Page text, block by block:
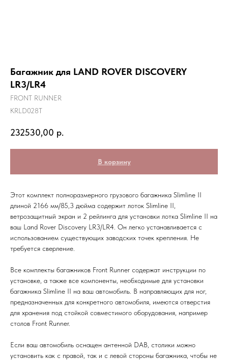
Багажник для LAND ROVER DISCOVERY
LR3/LR4
FRONT RUNNER
KRLD028T
232530,00 р.
В корзину
Этот комплект полноразмерного грузового багажника Slimline II
длиной 2166 мм/85,3 дюйма содержит лоток Slimline II,
ветрозащитный экран и 2 рейлинга для установки лотка Slimline II на
ваш Land Rover Discovery LR3/LR4. Он легко устанавливается с
использованием существующих заводских точек крепления. Не
требуется сверление.
Все комплекты багажников Front Runner содержат инструкции по
установке, а также все компоненты, необходимые для установки
багажника Slimline II на ваш автомобиль. В направляющих для ног,
предназначенных для конкретного автомобиля, имеются отверстия
для хранения под стойкой совместимого оборудования, например
столов Front Runner.
Если ваш автомобиль оснащен антенной DAB, столики можно
установить как с правой, так и с левой стороны багажника, чтобы не